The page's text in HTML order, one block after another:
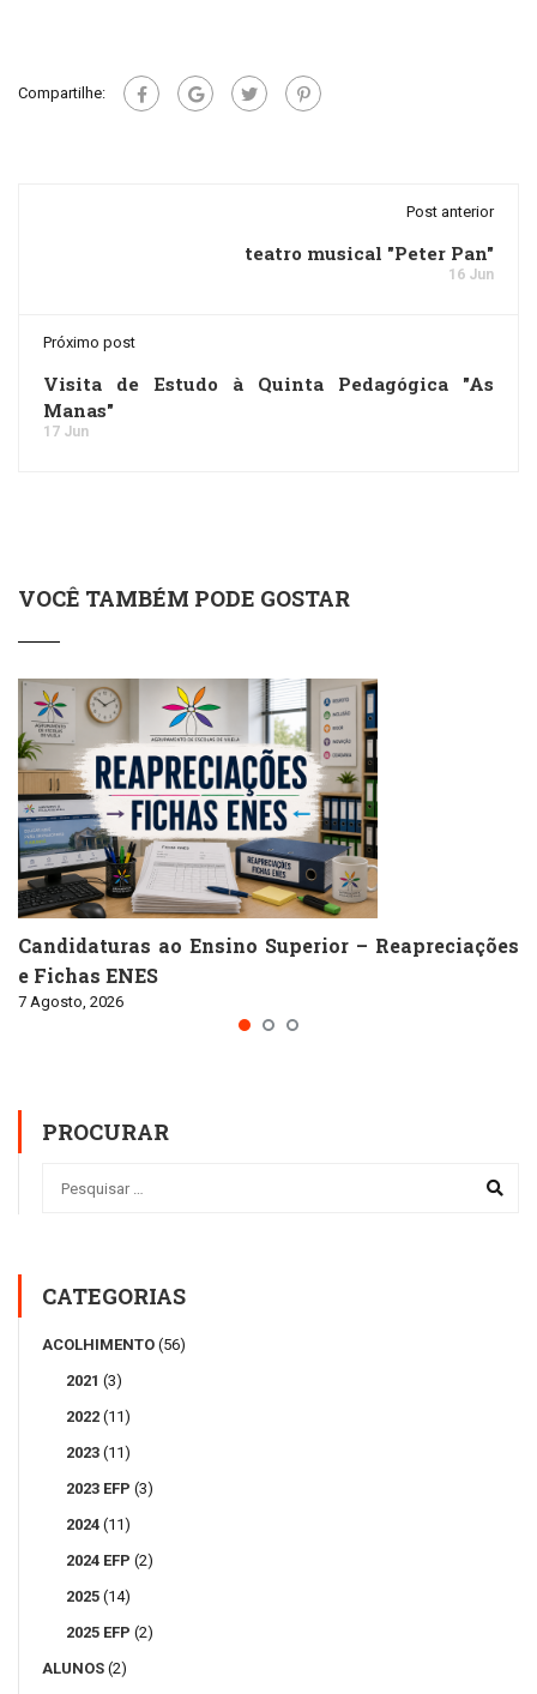
Compartilhe:
Post anterior
teatro musical "Peter Pan"
16 Jun
Próximo post
Visita de Estudo à Quinta Pedagógica "As
Manas"
17 Jun
VOCÊ TAMBÉM PODE GOSTAR
Candidaturas ao Ensino Superior – Reapreciações
e Fichas ENES
7 Agosto, 2026
PROCURAR
CATEGORIAS
ACOLHIMENTO (56)
2021 (3)
2022 (11)
2023 (11)
2023 EFP (3)
2024 (11)
2024 EFP (2)
2025 (14)
2025 EFP (2)
ALUNOS (2)